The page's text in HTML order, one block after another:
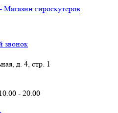
звонок
д. 4, стр. 1
- 20.00